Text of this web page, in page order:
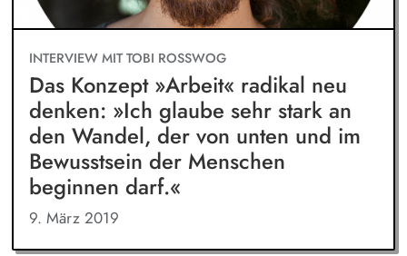
INTERVIEW MIT TOBI ROSSWOG
Das Konzept »Arbeit« radikal neu
denken: »Ich glaube sehr stark an
den Wandel, der von unten und im
Bewusstsein der Menschen
beginnen darf.«
9. März 2019